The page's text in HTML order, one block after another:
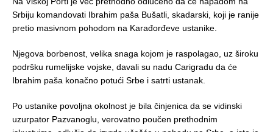
Srbiju komandovati Ibrahim paša Bušatli, skadarski, koji je ranije
pretio masivnom pohodom na Karađorđeve ustanike.
Njegova borbenost, velika snaga kojom je raspolagao, uz široku
podršku rumelijske vojske, davali su nadu Carigradu da će
Ibrahim paša konačno potući Srbe i satrti ustanak.
Po ustanike povoljna okolnost je bila činjenica da se vidinski
uzurpator Pazvanoglu, verovatno poučen prethodnim